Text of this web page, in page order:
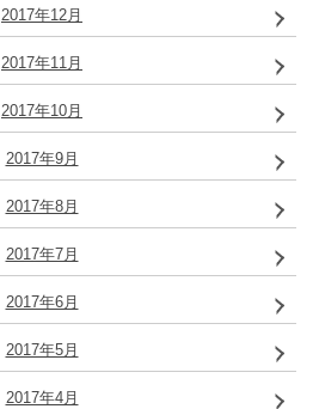
2017年12月
2017年11月
2017年10月
2017年9月
2017年8月
2017年7月
2017年6月
2017年5月
2017年4月